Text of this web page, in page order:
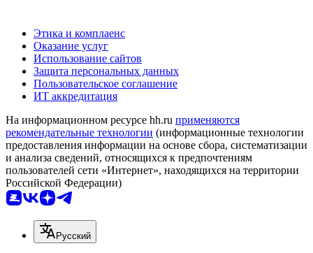
Этика и комплаенс
Оказание услуг
Использование сайтов
Защита персональных данных
Пользовательское соглашение
ИТ аккредитация
На информационном ресурсе hh.ru применяются
рекомендательные технологии (информационные технологии
предоставления информации на основе сбора, систематизации
и анализа сведений, относящихся к предпочтениям
пользователей сети «Интернет», находящихся на территории
Российской Федерации)
Русский